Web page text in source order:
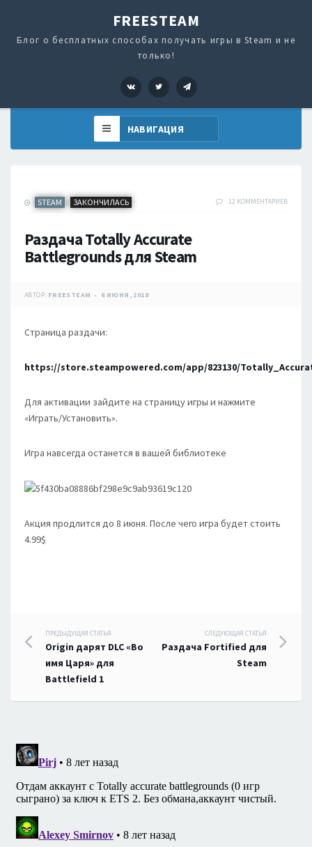
FREESTEAM
Блог о бесплатных способах получать игры в Steam и не
только!
VK Twitter
STEAM / ЗАКОНЧИЛАСЬ 12 КОММЕНТАРИЕВ
Раздача Totally Accurate
Battlegrounds для Steam
АВТОР: FREESTEAM 6 ИЮНЯ, 2018
Страница раздачи:
https://store.steampowered.com/app/823130/
Для активации зайдите на страницу игры и нажмите
«Играть/Установить».
Игра навсегда останется в вашей библиотеке
Акция продлится до 8 июня. После чего игра будет стоить
4.99$
Навигация
по
записям
ПРЕДЫДУЩАЯ СТАТЬЯ
Origin дарят DLC «Во
имя Царя» для
Battlefield 1
СЛЕДУЮЩАЯ СТАТЬЯ
Раздача Fortified для
Steam